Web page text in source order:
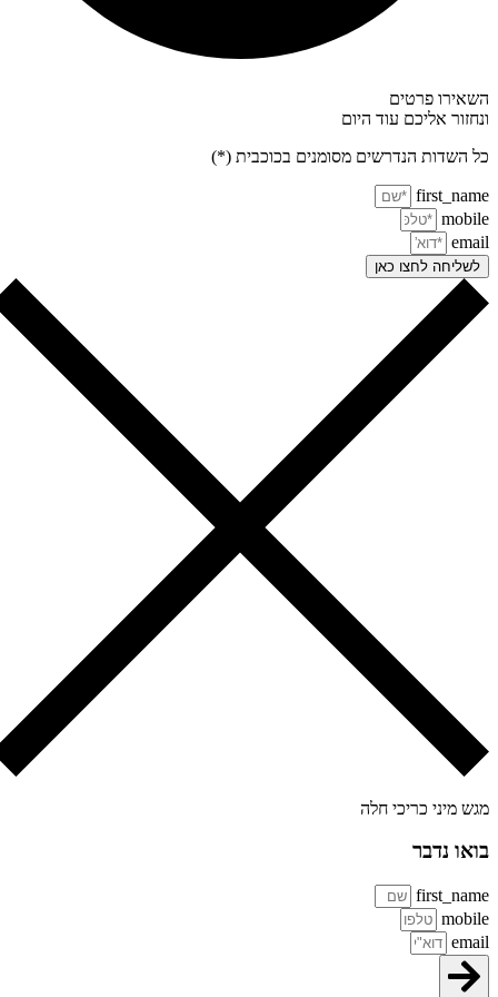
פרטים
אליכם עוד היום
השדות הנדרשים מסומנים בכוכבית (*)
לשליחה לחצו כאן
מיני כריכי חלה
נדבר